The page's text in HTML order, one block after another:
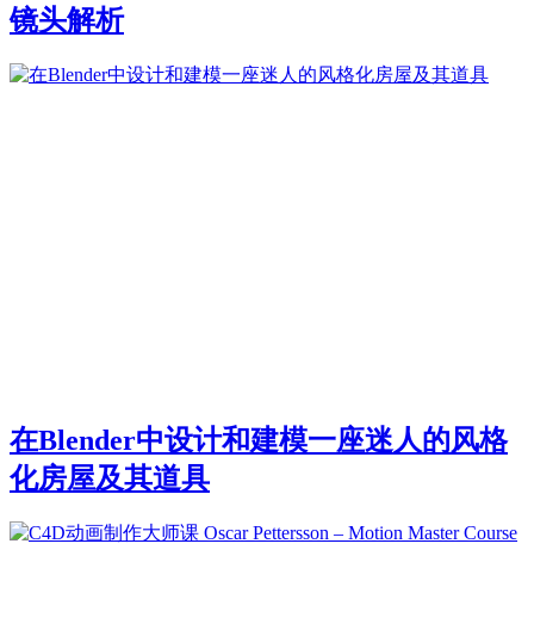
镜头解析
在Blender中设计和建模一座迷人的风格
化房屋及其道具